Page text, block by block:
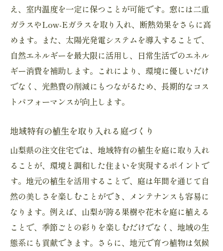
オープンキッチンで家族と繋がる
効率的な動線を生み出す配置
ストレスフリーな収納設計
生活導線を考慮した部屋割り
家族全員が使いやすい間取り
視覚的な広がりを感じるデザイン
耐震性と断熱性を兼ね備えた山梨の注文住宅の
耐震等級を満たす構造設計
地震に強い基礎工法
断熱材の種類とその効果
山梨の厳しい気候に対応する外壁
冬暖かく夏涼しい室内環境
安心して暮らせる防犯対策
え、室内温度を一定に保つことが可能です。窓には二重
ガラスやLow-Eガラスを取り入れ、断熱効果をさらに高
めます。また、太陽光発電システムを導入することで、
自然エネルギーを最大限に活用し、日常生活でのエネル
ギー消費を補助します。これにより、環境に優しいだけ
でなく、光熱費の削減にもつながるため、長期的なコス
トパフォーマンスが向上します。
地域特有の植生を取り入れる庭づくり
山梨県の注文住宅では、地域特有の植生を庭に取り入れ
ることが、環境と調和した住まいを実現するポイントで
す。地元の植生を活用することで、庭は年間を通じて自
然の美しさを楽しむことができ、メンテナンスも容易に
なります。例えば、山梨が誇る果樹や花木を庭に植える
ことで、季節ごとの彩りを楽しむだけでなく、地域の生
態系にも貢献できます。さらに、地元で育つ植物は気候